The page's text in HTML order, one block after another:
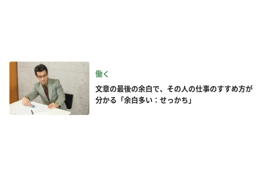
働く
文章の最後の余白で、その人の仕事のすすめ方が
分かる「余白多い：せっかち」